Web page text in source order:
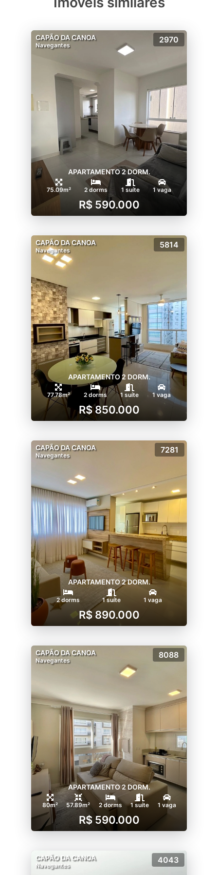
CAPÃO DA CANOA
Navegantes
2970
APARTAMENTO 2 DORM.
75.09m² 2 dorms 1 suíte 1 vaga
R$ 590.000
CAPÃO DA CANOA
Navegantes
5814
APARTAMENTO 2 DORM.
77.78m² 2 dorms 1 suíte 1 vaga
R$ 850.000
CAPÃO DA CANOA
Navegantes
7281
APARTAMENTO 2 DORM.
2 dorms 1 suíte 1 vaga
R$ 890.000
CAPÃO DA CANOA
Navegantes
8088
APARTAMENTO 2 DORM.
80m² 57.89m² 2 dorms 1 suíte 1 vaga
R$ 590.000
CAPÃO DA CANOA
Navegantes
4043